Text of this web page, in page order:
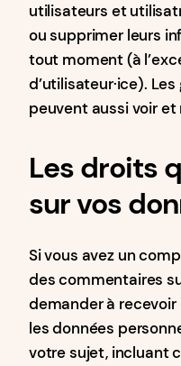
utilisateurs et
ou supprimer leurs
tout moment (à
d’utilisateur·ice).
peuvent aussi voir
Les droits
sur vos
Si vous avez un
des commentaires
demander à
les données
votre sujet, incluant